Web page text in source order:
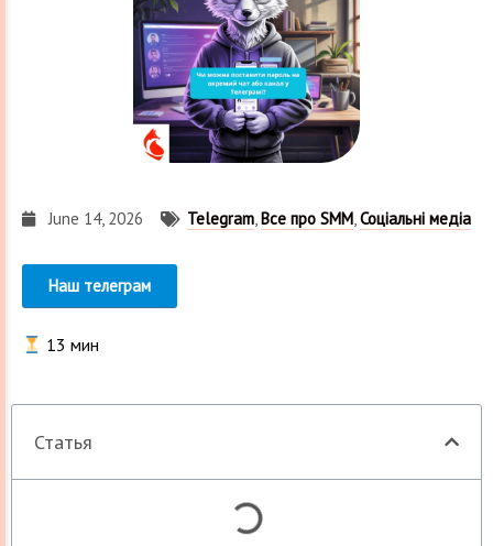
June 14, 2026 Telegram,Все про SMM,Соціальні медіа
Наш телеграм
13 мин
Статья